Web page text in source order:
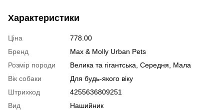
Характеристики
Ціна
778.00
Бренд
Max & Molly Urban Pets
Розмір породи
Велика та гігантська, Середня, Мала
Вік собаки
Для будь-якого віку
Штрихкод
4255636809251
Вид
Нашийник